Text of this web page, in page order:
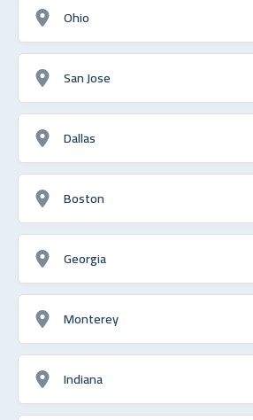
Ohio
San Jose
Dallas
Boston
Georgia
Monterey
Indiana